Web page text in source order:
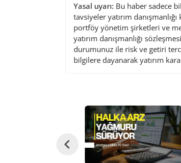
Yasal uyarı: Bu haber sadece
tavsiyeler yatırım
portföy yönetim şirketleri ve
yatırım danışmanlığı
durumunuz ile risk ve getiri
bilgilere dayanarak yatırım